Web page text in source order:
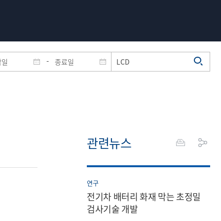
-
관련뉴스
연구
전기차 배터리 화재 막는 초정밀
검사기술 개발